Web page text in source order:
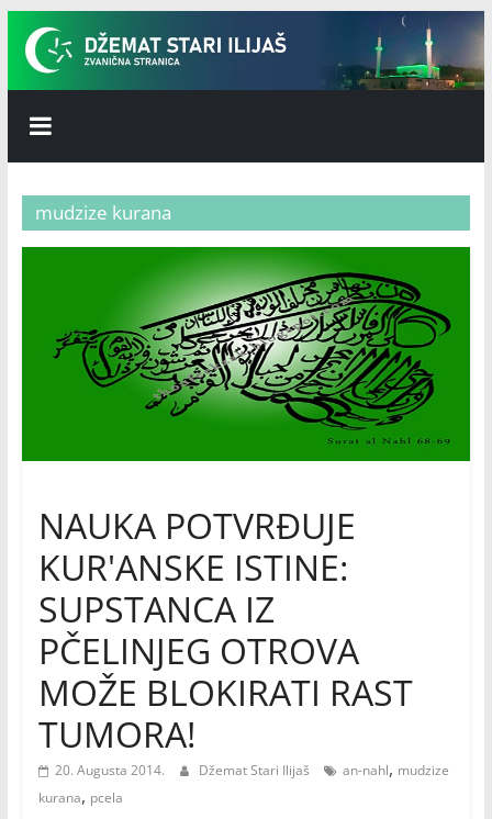
Skip
content
Džemat
Stari
Ilijaš
mudzize kurana
NAUKA POTVRĐUJE
KUR'ANSKE ISTINE:
SUPSTANCA IZ
PČELINJEG OTROVA
MOŽE BLOKIRATI RAST
TUMORA!
20. Augusta 2014. Džemat Stari Ilijaš an-nahl, mudzize
kurana, pcela